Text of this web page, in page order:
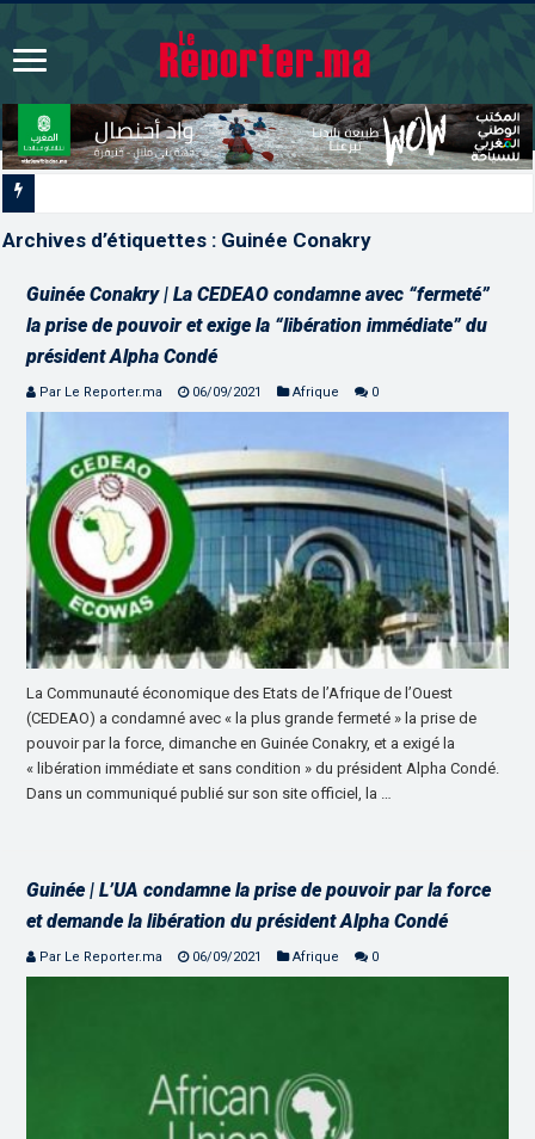
Archives d’étiquettes : Guinée Conakry
Guinée Conakry | La CEDEAO condamne avec “fermeté”
la prise de pouvoir et exige la “libération immédiate” du
président Alpha Condé
Par Le Reporter.ma 06/09/2021 Afrique 0
La Communauté économique des Etats de l’Afrique de l’Ouest
(CEDEAO) a condamné avec « la plus grande fermeté » la prise de
pouvoir par la force, dimanche en Guinée Conakry, et a exigé la
« libération immédiate et sans condition » du président Alpha Condé.
Dans un communiqué publié sur son site officiel, la …
Guinée | L’UA condamne la prise de pouvoir par la force
et demande la libération du président Alpha Condé
Par Le Reporter.ma 06/09/2021 Afrique 0